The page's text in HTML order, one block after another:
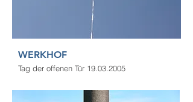
WERKHOF
Tag der offenen Tür 19.03.2005